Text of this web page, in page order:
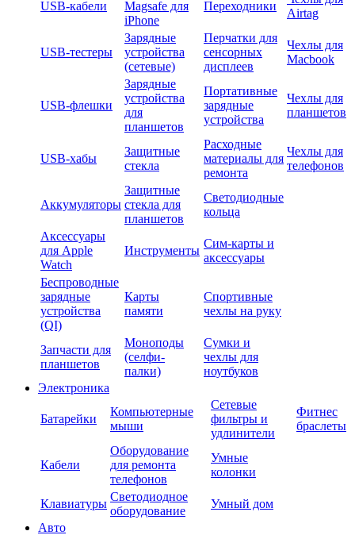
USB-кабели
Magsafe для
iPhone
Переходники
Airtag
USB-тестеры
Зарядные
устройства
(сетевые)
Перчатки для
сенсорных
дисплеев
Чехлы для
Macbook
USB-флешки
Зарядные
устройства
для
планшетов
Портативные
зарядные
устройства
Чехлы для
планшетов
USB-хабы
Защитные
стекла
Расходные
материалы для
ремонта
Чехлы для
телефонов
Аккумуляторы
Защитные
стекла для
планшетов
Светодиодные
кольца
Аксессуары
для Apple
Watch
Инструменты
Сим-карты и
аксессуары
Беспроводные
зарядные
устройства
(QI)
Карты
памяти
Спортивные
чехлы на руку
Запчасти для
планшетов
Моноподы
(селфи-
палки)
Сумки и
чехлы для
ноутбуков
Электроника
Батарейки
Компьютерные
мыши
Сетевые
фильтры и
удлинители
Фитнес
браслеты
Кабели
Оборудование
для ремонта
телефонов
Умные
колонки
Клавиатуры
Светодиодное
оборудование
Умный дом
Авто